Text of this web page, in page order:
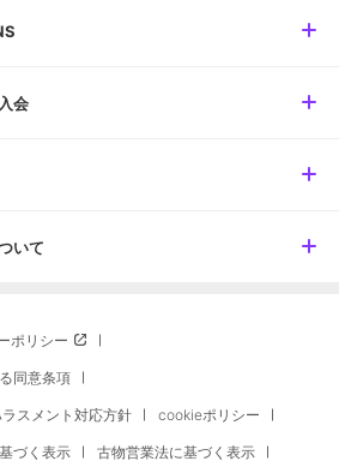
会
いて
ポリシー
同意条項
スメント対応方針 cookieポリシー
づく表示 古物営業法に基づく表示